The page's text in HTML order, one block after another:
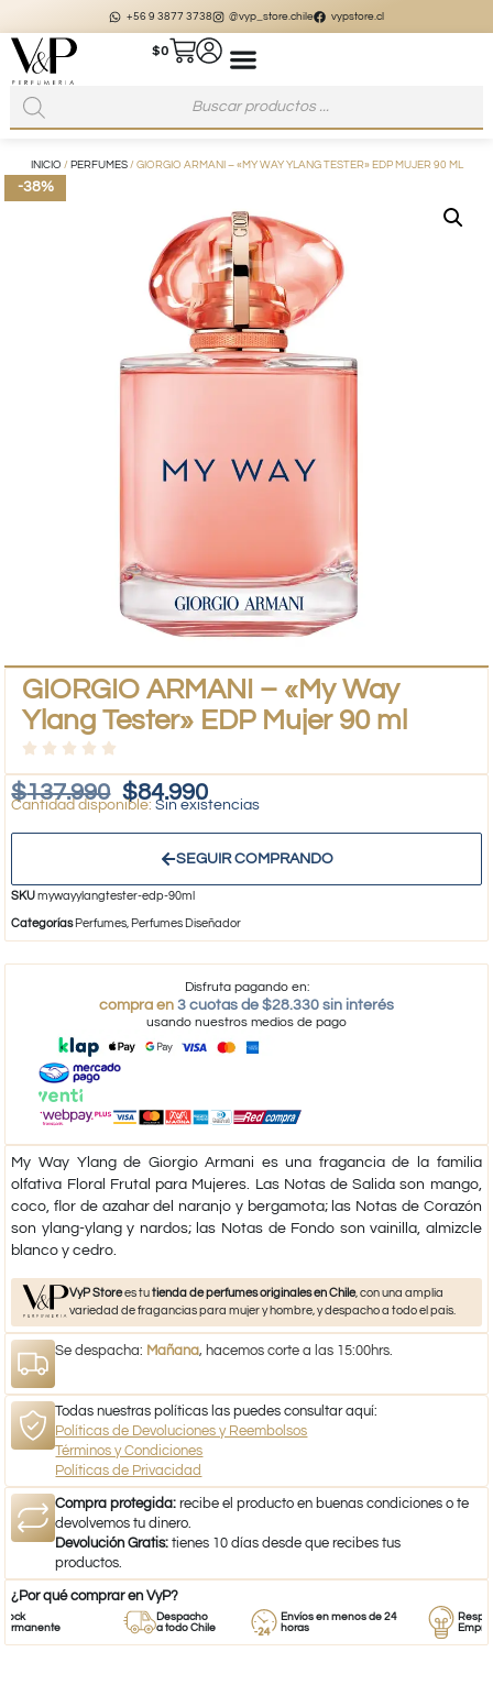
+56 9 3877 3738 @vyp_store.chile vypstore.cl
$0
INICIO / PERFUMES/ GIORGIO ARMANI – «MY WAY YLANG TESTER» EDP MUJER 90 ML
-38%
GIORGIO ARMANI – «My Way
Ylang Tester» EDP Mujer 90 ml
$137.990 $84.990
Sin existencias
SEGUIR COMPRANDO
SKUmywayylangtester-edp-90ml
Categorías Perfumes, Perfumes Diseñador
Disfruta pagando en:
compra en 3 cuotas de $28.330 sin interés
usando nuestros medios de pago
My Way Ylang de Giorgio Armani es una fragancia de la familia
olfativa Floral Frutal para Mujeres. Las Notas de Salida son mango,
coco, flor de azahar del naranjo y bergamota; las Notas de Corazón
son ylang-ylang y nardos; las Notas de Fondo son vainilla, almizcle
blanco y cedro.
VyP Storees tutienda de perfumes originales en Chile, con una amplia
variedad de fragancias para mujer y hombre, y despacho a todo el país.
Se despacha: Mañana, hacemos corte a las 15:00hrs.
Todas nuestras políticas las puedes consultar aquí:
Políticas de Devoluciones y Reembolsos
Términos y Condiciones
Políticas de Privacidad
Compra protegida: recibe el producto en buenas condiciones o te
devolvemos tu dinero.
Devolución Gratis: tienes 10 días desde que recibes tus
productos.
¿Por qué comprar en VyP?
Despacho
a todo Chile
Envíos en menos de 24
horas
Respaldo